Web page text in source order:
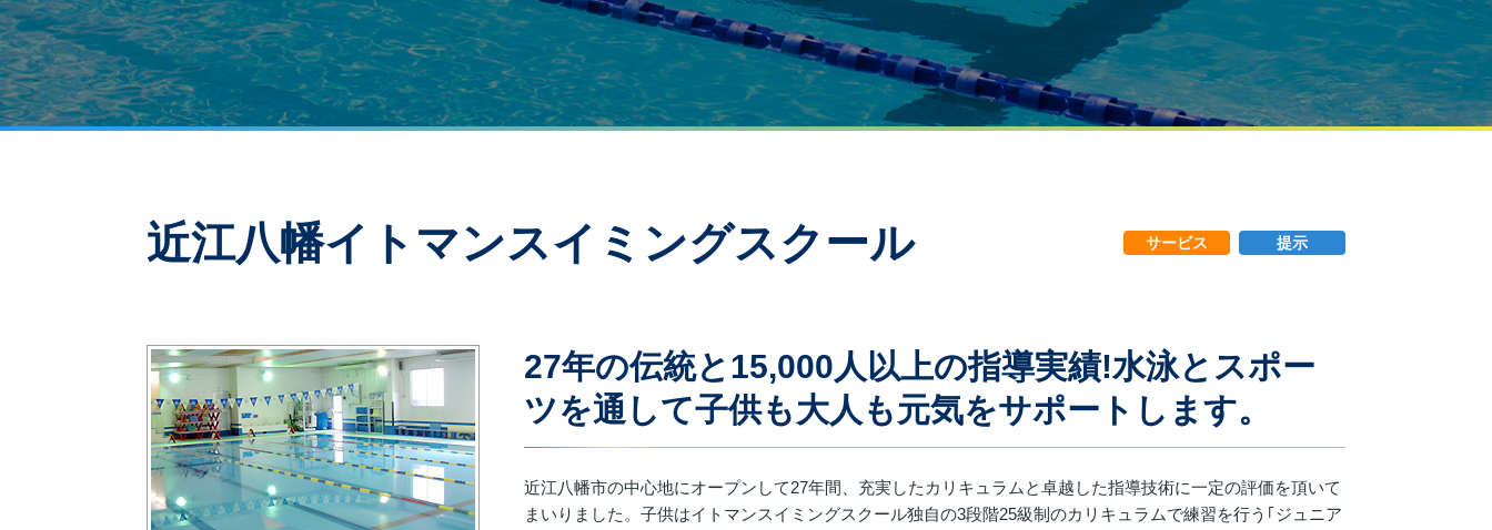
近江八幡イトマンスイミングスクール サービス 提示
27年の伝統と15,000人以上の指導実績!水泳とスポー
ツを通して子供も大人も元気をサポートします。
近江八幡市の中心地にオープンして27年間、充実したカリキュラムと卓越した指導技術に一定の評価を頂いて
まいりました。子供はイトマンスイミングスクール独自の3段階25級制のカリキュラムで練習を行う｢ジュニア